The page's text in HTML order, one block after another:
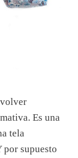
Es una
tela
supuesto